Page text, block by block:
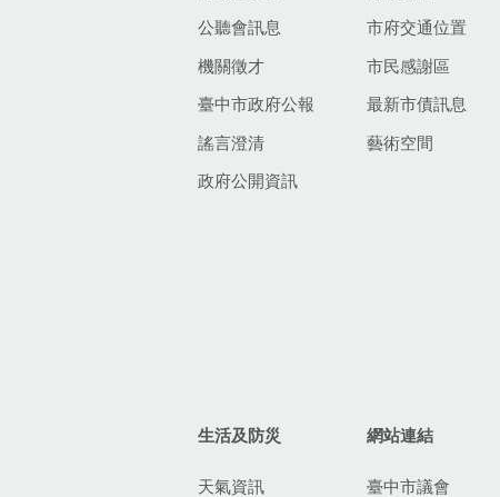
公聽會訊息
機關徵才
臺中市政府公報
謠言澄清
政府公開資訊
市府交通位置
市民感謝區
最新市債訊息
藝術空間
生活及防災
天氣資訊
網站連結
臺中市議會